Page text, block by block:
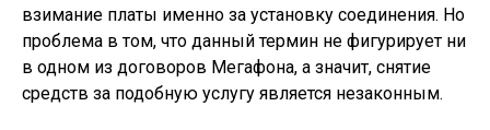
взимание платы именно за установку соединения. Но
проблема в том, что данный термин не фигурирует ни
в одном из договоров Мегафона, а значит, снятие
средств за подобную услугу является незаконным.